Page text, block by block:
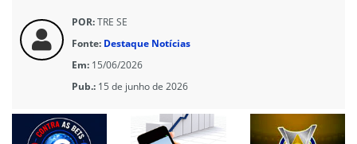
POR:TRE SE
Fonte: Destaque Notícias
Em: 15/06/2026
Pub.: 15 de junho de 2026